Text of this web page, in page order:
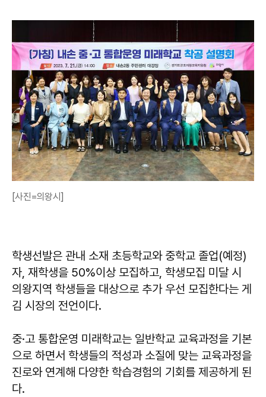
[사진=의왕시]
학생선발은 관내 소재 초등학교와 중학교 졸업(예정)
자, 재학생을 50%이상 모집하고, 학생모집 미달 시
의왕지역 학생들을 대상으로 추가 우선 모집한다는 게
김 시장의 전언이다.
중·고 통합운영 미래학교는 일반학교 교육과정을 기본
으로 하면서 학생들의 적성과 소질에 맞는 교육과정을
진로와 연계해 다양한 학습경험의 기회를 제공하게 된
다.